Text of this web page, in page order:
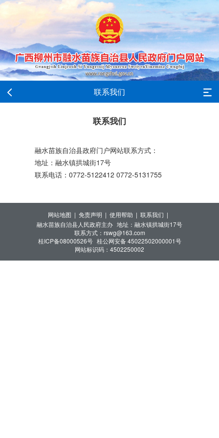
联系我们
联系我们
融水苗族自治县政府门户网站联系方式：
地址：融水镇拱城街17号
联系电话：0772-5122412 0772-5131755
网站地图 | 免责声明 | 使用帮助 | 联系我们 |
融水苗族自治县人民政府主办 地址：融水镇拱城街17号
联系方式：rswg@163.com
桂ICP备08000526号 桂公网安备 45022502000001号
网站标识码：4502250002